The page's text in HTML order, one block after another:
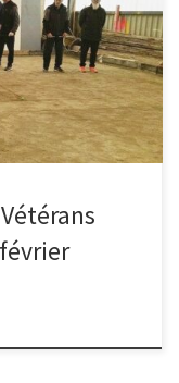
nos joueurs ont
Pau. Longtemps
favorable, ils